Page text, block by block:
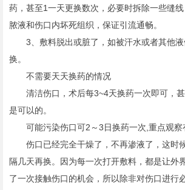
药，甚至1一天更换数次，必要时拆除一些缝
脓液和伤口内坏死组织，保证引流通畅。
3、敷料脱出或脏了，如被汗水或者其他液
换。
不需要天天换药的情况
清洁伤口，术后每3~4天换药一次即可，甚
是可以的。
可能污染伤口可2～3日换药一次,重点观察
伤口已经完全干燥了，不再渗液了，这时
隔几天再换。因为每一次打开敷料，都是让外
了一次接触伤口的机会，所以除非对伤口进行